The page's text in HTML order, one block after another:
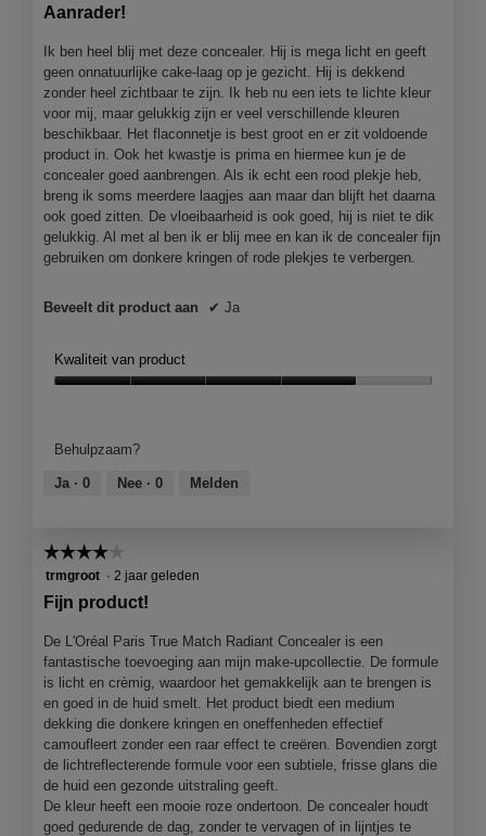
i
o
p
e
n
j
e
e
e
n
m
o
a
n
s
t
e
.
van
sterren.
Aanrader!
Ik ben heel blij met deze concealer. Hij is mega licht en geeft
geen onnatuurlijke cake-laag op je gezicht. Hij is dekkend
zonder heel zichtbaar te zijn. Ik heb nu een iets te lichte kleur
voor mij, maar gelukkig zijn er veel verschillende kleuren
beschikbaar. Het flaconnetje is best groot en er zit voldoende
product in. Ook het kwastje is prima en hiermee kun je de
concealer goed aanbrengen. Als ik echt een rood plekje heb,
breng ik soms meerdere laagjes aan maar dan blijft het daarna
ook goed zitten. De vloeibaarheid is ook goed, hij is niet te dik
gelukkig. Al met al ben ik er blij mee en kan ik de concealer fijn
gebruiken om donkere kringen of rode plekjes te verbergen.
Beveelt dit product aan ✔ Ja
Kwaliteit van product
4
van
Behulpzaam?
Ja · 0 Nee · 0 Melden
☆☆☆☆☆
☆☆☆☆☆
4
sterren.
trmgroot · 2 jaar geleden
Fijn product!
De L'Oréal Paris True Match Radiant Concealer is een
fantastische toevoeging aan mijn make-upcollectie. De formule
is licht en crèmig, waardoor het gemakkelijk aan te brengen is
en goed in de huid smelt. Het product biedt een medium
dekking die donkere kringen en oneffenheden effectief
camoufleert zonder een raar effect te creëren. Bovendien zorgt
de lichtreflecterende formule voor een subtiele, frisse glans die
de huid een gezonde uitstraling geeft.
De kleur heeft een mooie roze ondertoon. De concealer houdt
goed gedurende de dag, zonder te vervagen of in lijntjes te